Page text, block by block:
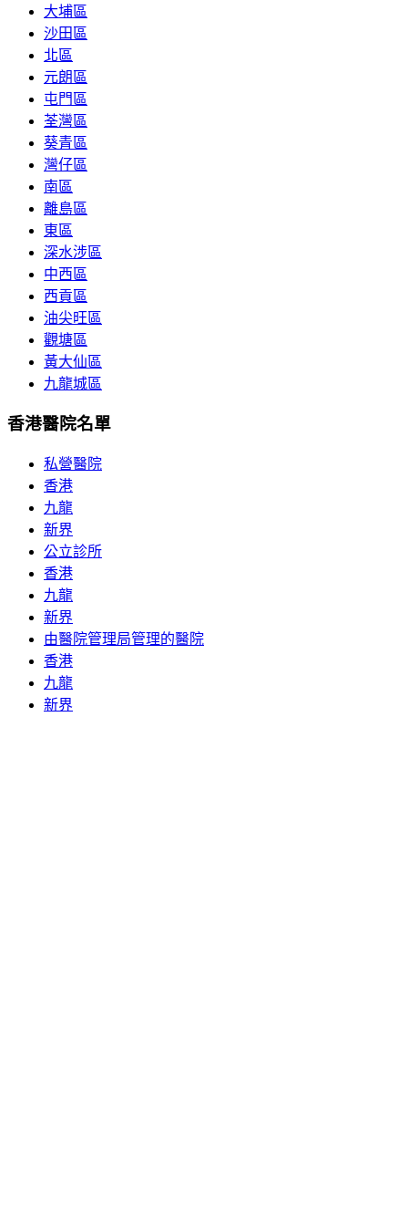
大埔區
沙田區
北區
元朗區
屯門區
荃灣區
葵青區
灣仔區
南區
離島區
東區
深水涉區
中西區
西貢區
油尖旺區
觀塘區
黃大仙區
九龍城區
香港醫院名單
私營醫院
香港
九龍
新界
公立診所
香港
九龍
新界
由醫院管理局管理的醫院
香港
九龍
新界